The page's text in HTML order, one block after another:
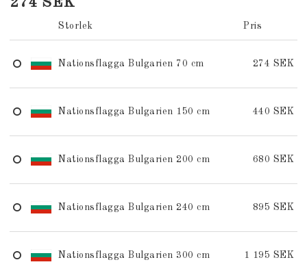
Storlek Pris
Nationsflagga Bulgarien 70 cm 274 SEK
Nationsflagga Bulgarien 150 cm 440 SEK
Nationsflagga Bulgarien 200 cm 680 SEK
Nationsflagga Bulgarien 240 cm 895 SEK
Nationsflagga Bulgarien 300 cm 1 195 SEK